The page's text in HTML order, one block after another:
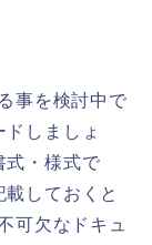
事を検討中で
しましょ
式・様式で
しておくと
可欠なドキュ